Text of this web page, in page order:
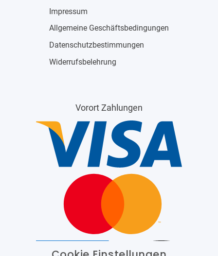
Impressum
Allgemeine Geschäftsbedingungen
Datenschutzbestimmungen
Widerrufsbelehrung
Vorort Zahlungen